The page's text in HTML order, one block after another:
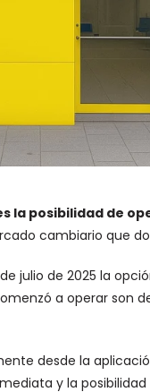
la posibilidad de
cambiario que
julio de 2025 la
a operar son
desde la
y la